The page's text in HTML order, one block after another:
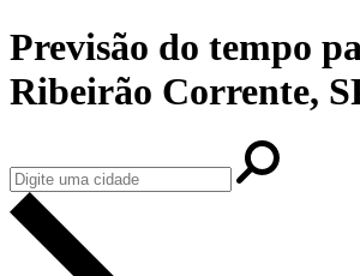
Previsão do tempo
Ribeirão Corrente,